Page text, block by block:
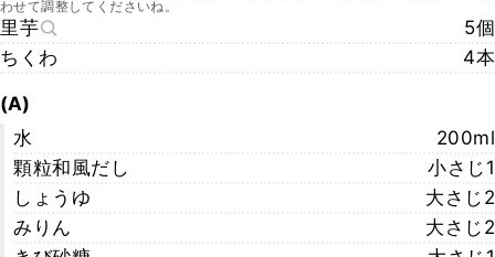
わせて調整してくださいね。
里芋
5個
ちくわ
4本
(A)
水
200ml
顆粒和風だし
小さじ1
しょうゆ
大さじ2
みりん
大さじ2